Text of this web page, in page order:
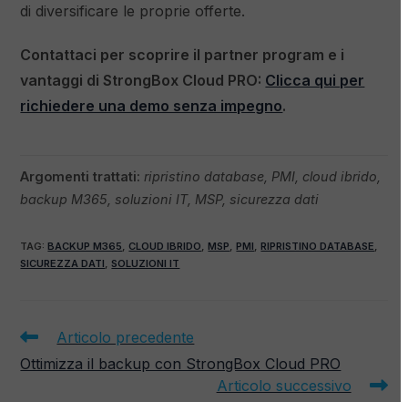
di diversificare le proprie offerte.
Contattaci per scoprire il partner program e i
vantaggi di StrongBox Cloud PRO: Clicca qui per
richiedere una demo senza impegno.
Argomenti trattati: ripristino database, PMI, cloud ibrido,
backup M365, soluzioni IT, MSP, sicurezza dati
TAG:BACKUP M365, CLOUD IBRIDO, MSP, PMI, RIPRISTINO DATABASE,
SICUREZZA DATI, SOLUZIONI IT
Articolo precedente
Ottimizza il backup con StrongBox Cloud PRO
Articolo successivo